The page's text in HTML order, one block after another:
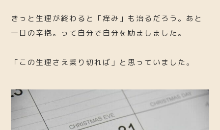
きっと生理が終わると「痒み」も治るだろう。あと
一日の辛抱。って自分で自分を励ましました。
「この生理さえ乗り切れば」と思っていました。